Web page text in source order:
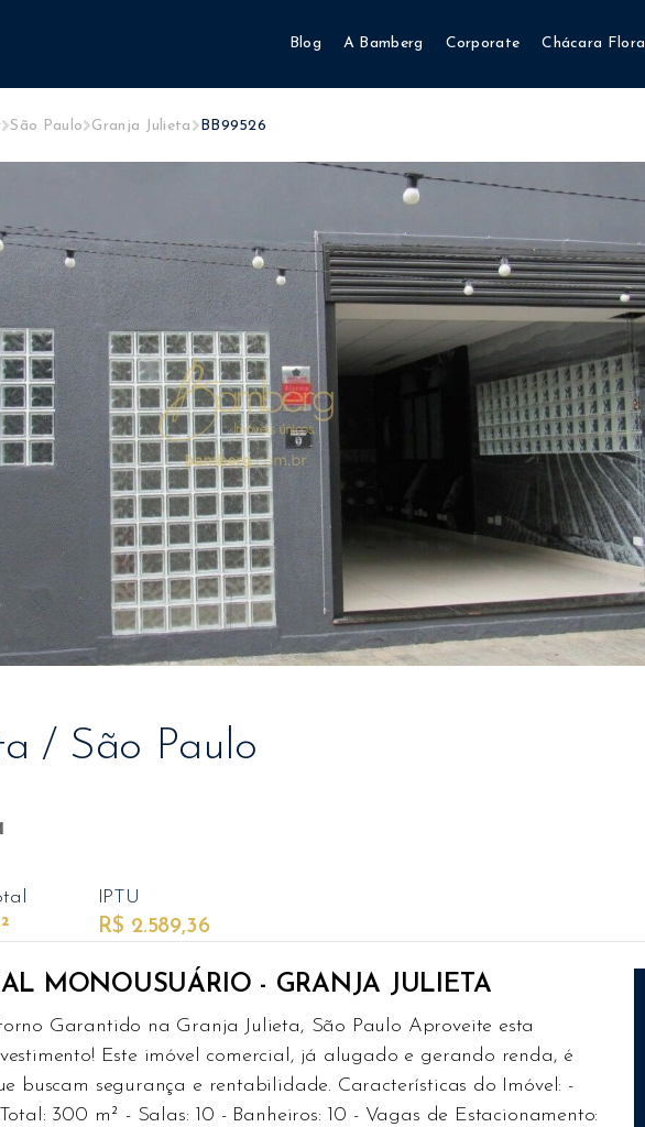
Blog A Bamberg Corporate Chácara Flora
São Paulo Granja Julieta BB99526
/ São Paulo
IPTU
R$ 2.589,36
MONOUSUÁRIO - GRANJA JULIETA
Garantido na Granja Julieta, São Paulo Aproveite esta
Este imóvel comercial, já alugado e gerando renda, é
buscam segurança e rentabilidade. Características do Imóvel: -
300 m² - Salas: 10 - Banheiros: 10 - Vagas de Estacionamento: